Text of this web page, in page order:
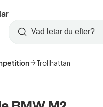
Startsida
Skapa
konto
Logga
in
Sök
Trollhattan